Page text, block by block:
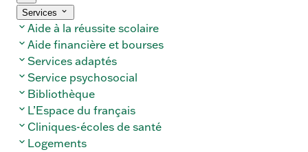
« Fermer
le
menu
Services
le
sous-
menu
Aide à la réussite scolaire
Aide financière et bourses
Services adaptés
Service psychosocial
Bibliothèque
L’Espace du français
Cliniques-écoles de santé
Logements